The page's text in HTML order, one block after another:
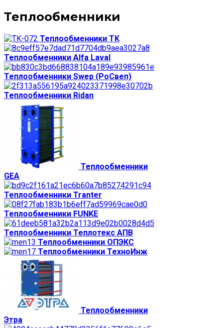
Теплообменники
Теплообменники TK
Теплообменники Alfa Laval
Теплообменники Swep (РоСвеп)
Теплообменники Ridan
Теплообменники
GEA
Теплообменники Tranter
Теплообменники FUNKE
Теплообменники Теплотекс АПВ
Теплообменники ОПЭКС
Теплообменники ТехноИнж
Теплообменники
Этра